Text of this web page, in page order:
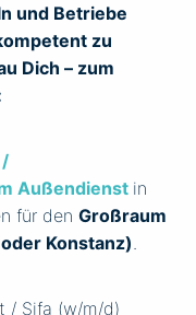
und Betriebe
zu
Dich – zum
Außendienst in
für den Großraum
Konstanz)
/ Sifa (w/m/d)